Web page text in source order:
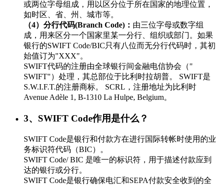
或两位字母组成，用以区分位于所在国家的地理位置，
如时区、省、州、城市等。
（4）分行代码(Branch Code)： 由三位字母或数字组
成，用来区分一个国家里某一分行、组织或部门。如果
银行的SWIFT Code/BIC只有八位而无分行代码时，其初
始值订为"XXX"。
SWIFT代码的注册由全球银行间金融电信协会（"
SWIFT"）处理，其总部位于比利时拉胡普。 SWIFT是
S.W.I.F.T.的注册商标。 SCRL，注册地址为比利时
Avenue Adèle 1, B-1310 La Hulpe, Belgium。
3、SWIFT Code作用是什么？
SWIFT Code是银行和付款方在进行国际转帐时使用的业
务标识符代码（BIC）。
SWIFT Code/ BIC 是唯一的标识符，用于描述付款应到
达的银行或分行。
SWIFT Code是银行确保电汇和SEPA付款安全收到的全